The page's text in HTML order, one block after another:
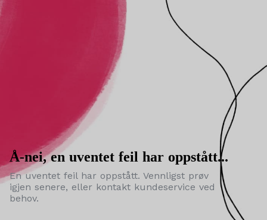
Å-nei, en uventet feil har oppstått...
En uventet feil har oppstått. Vennligst prøv
igjen senere, eller kontakt kundeservice ved
behov.